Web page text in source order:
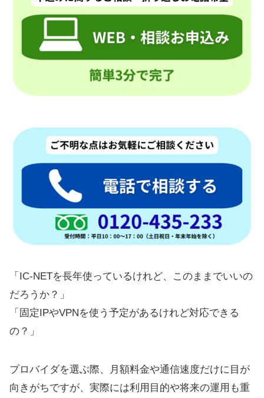
「IC-NETを長年使っているけれど、このままでいいの
だろうか？」
「固定IPやVPNを使う予定があるけれど対応できる
の？」
プロバイダを選ぶ際、月額料金や通信速度だけに目が
向きがちですが、実際には利用目的や将来の運用も重